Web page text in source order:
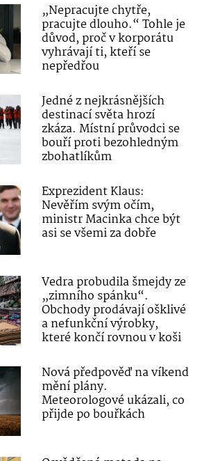
„Nepracujte chytře,
pracujte dlouho.“ Tohle je
důvod, proč v korporátu
vyhrávají ti, kteří se
nepředřou
Jedné z nejkrásnějších
destinací světa hrozí
zkáza. Místní průvodci se
bouří proti bezohledným
zbohatlíkům
Exprezident Klaus:
Nevěřím svým očím,
ministr Macinka chce být
asi se všemi za dobře
Vedra probudila šmejdy ze
„zimního spánku“.
Obchody prodávají ošklivé
a nefunkční výrobky,
které končí rovnou v koši
Nová předpověď na víkend
mění plány.
Meteorologové ukázali, co
přijde po bouřkách